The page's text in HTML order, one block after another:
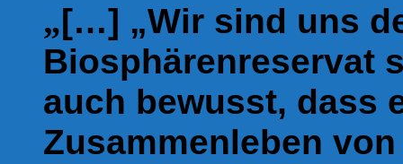
„[…] „Wir sind uns
Biosphärenreservat
auch bewusst, dass
Zusammenleben